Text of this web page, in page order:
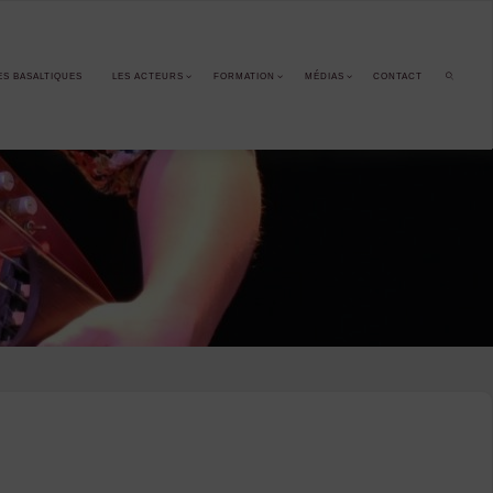
BASALTIQUES LES ACTEURS FORMATION MÉDIAS CONTACT